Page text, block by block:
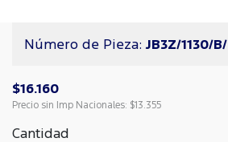
Número de Pieza: JB3Z/1130/B/
$16.160
Precio sin Imp Nacionales: $13.355
Cantidad